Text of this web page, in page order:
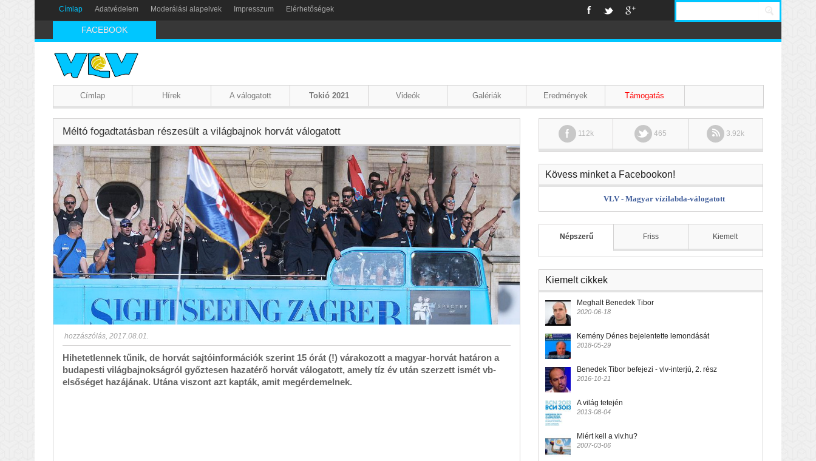
Címlap Adatvédelem Moderálási alapelvek Impresszum Elérhetőségek
FACEBOOK
Címlap Hírek A válogatott Tokió 2021 Videók Galériák Eredmények Támogatás
Méltó fogadtatásban részesült a világbajnok horvát válogatott
hozzászólás, 2017.08.01.
Hihetetlennek tűnik, de horvát sajtóinformációk szerint 15 órát (!) várakozott a magyar-horvát határon a
budapesti világbajnokságról győztesen hazatérő horvát válogatott, amely tíz év után szerzett ismét vb-
elsőséget hazájának. Utána viszont azt kapták, amit megérdemelnek.
112k 465 3.92k
Kövess minket a Facebookon!
VLV - Magyar vízilabda-válogatott
Népszerű Friss Kiemelt
Kiemelt cikkek
Meghalt Benedek Tibor
2020-06-18
Kemény Dénes bejelentette lemondását
2018-05-29
Benedek Tibor befejezi - vlv-interjú, 2. rész
2016-10-21
A világ tetején
2013-08-04
Miért kell a vlv.hu?
2007-03-06